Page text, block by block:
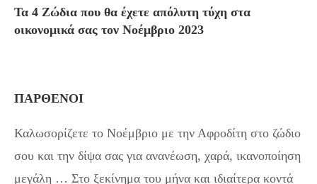
Τα 4 Ζώδια που θα έχετε απόλυτη τύχη στα
οικονομικά σας τον Νοέμβριο 2023
ΠΑΡΘΕΝΟΙ
Καλωσορίζετε το Νοέμβριο με την Αφροδίτη στο ζώδιο
σου και την δίψα σας για ανανέωση, χαρά, ικανοποίηση
μεγάλη … Στο ξεκίνημα του μήνα και ιδιαίτερα κοντά